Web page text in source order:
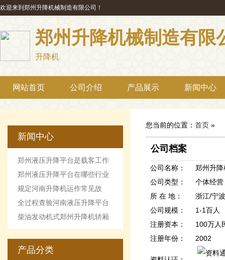
欢迎来到郑州升降机械制造有限公司！
郑州升降机械制造有限
升降机
网站首页 公司介绍 产品展示 新闻中心
新闻中心
郑州液压升降平台是载客工作
机械设备
郑州液压升降平台在哪些行业
最受欢迎
规定河南升降机运作常见故
障。
全过程查验河南液压升降平台
柴油发动机式郑州升降机轿厢
的优点和缺点
产品分类
您当前的位置： 首页 »
公司档案
公司名称：
郑州升
公司类型：
个体经
所 在 地：
浙江/宁
公司规模：
1-1百人
注册资本：
100万人
注册年份：
2002